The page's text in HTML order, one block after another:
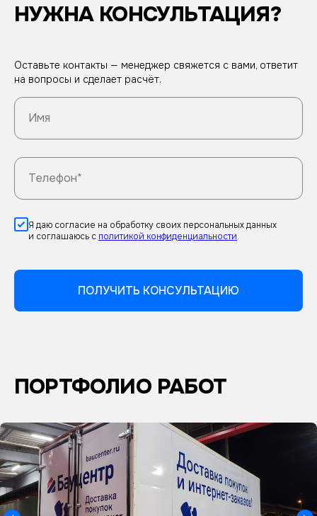
НУЖНА КОНСУЛЬТАЦИЯ?
Оставьте контакты — менеджер свяжется с вами, ответит
на вопросы и сделает расчёт.
Имя
Телефон*
Я даю согласие на обработку своих персональных данных
и соглашаюсь с политикой конфиденциальности.
ПОЛУЧИТЬ КОНСУЛЬТАЦИЮ
ПОРТФОЛИО РАБОТ